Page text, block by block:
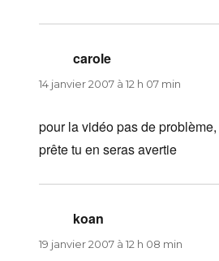
carole
14 janvier 2007 à 12 h 07 min
pour la vidéo pas de
prête tu en seras avertie
koan
19 janvier 2007 à 12 h 08 min